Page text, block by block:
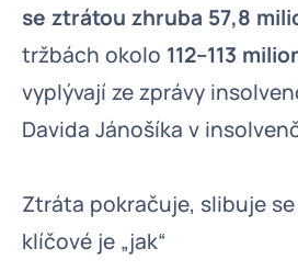
se ztrátou zhruba 57,8
tržbách okolo 112–113
vyplývají ze zprávy
Davida Jánošíka v
Ztráta pokračuje, slibuje
klíčové je „jak“